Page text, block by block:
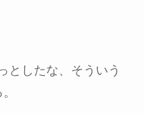
としたな、そういう